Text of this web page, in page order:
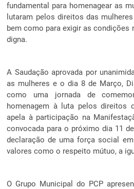
fundamental para homenagear as
lutaram pelos direitos das
bem como para exigir as condições
digna.
A Saudação aprovada por
as mulheres e o dia 8 de Março,
como uma jornada de
homenagem à luta pelos direitos
apela à participação na
convocada para o próximo dia 11
declaração de uma força social
valores como o respeito mútuo, a
O Grupo Municipal do PCP